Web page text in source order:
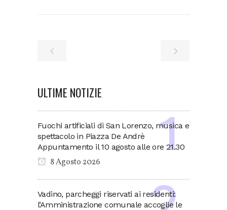
ULTIME NOTIZIE
Fuochi artificiali di San Lorenzo, musica e
spettacolo in Piazza De Andrè
Appuntamento il 10 agosto alle ore 21.30
8 Agosto 2026
Vadino, parcheggi riservati ai residenti:
l’Amministrazione comunale accoglie le